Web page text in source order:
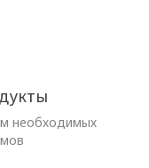
необходимых